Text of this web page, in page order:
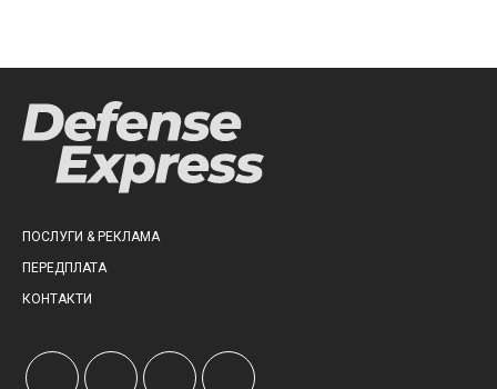
ПОСЛУГИ & РЕКЛАМА
ПЕРЕДПЛАТА
КОНТАКТИ